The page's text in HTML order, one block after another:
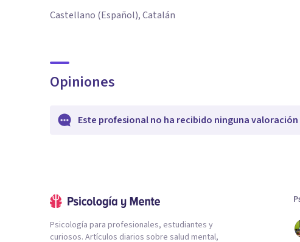
Castellano (Español), Catalán
Opiniones
Este profesional no ha recibido ninguna valoración
Psicología para profesionales, estudiantes y
curiosos. Artículos diarios sobre salud mental,